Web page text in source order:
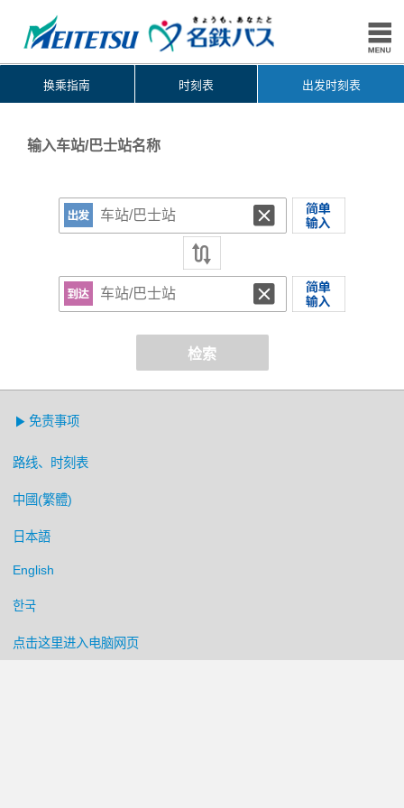
换乘指南 时刻表 出发时刻表
输入车站/巴士站名称
检索
免责事项
路线、时刻表
中國(繁體)
日本語
English
한국
点击这里进入电脑网页